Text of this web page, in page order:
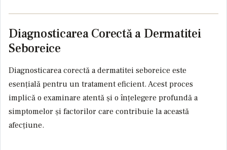
Diagnosticarea Corectă a Dermatitei
Seboreice
Diagnosticarea corectă a dermatitei seboreice este
esențială pentru un tratament eficient. Acest proces
implică o examinare atentă și o înțelegere profundă a
simptomelor și factorilor care contribuie la această
afecțiune.